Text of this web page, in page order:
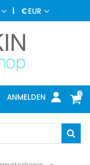
€EUR
0
ANMELDEN